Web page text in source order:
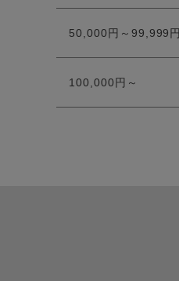
50,000円～99,999円
100,000円～